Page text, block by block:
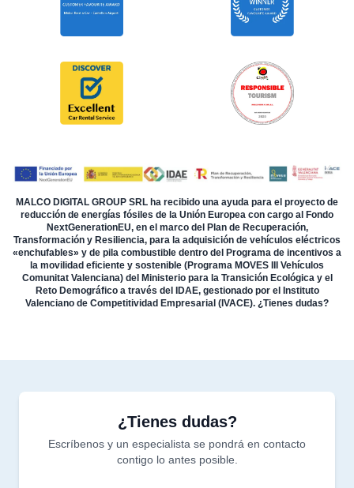
MALCO DIGITAL GROUP SRL ha recibido una ayuda para el proyecto de
reducción de energías fósiles de la Unión Europea con cargo al Fondo
NextGenerationEU, en el marco del Plan de Recuperación,
Transformación y Resiliencia, para la adquisición de vehículos eléctricos
«enchufables» y de pila combustible dentro del Programa de incentivos a
la movilidad eficiente y sostenible (Programa MOVES III Vehículos
Comunitat Valenciana) del Ministerio para la Transición Ecológica y el
Reto Demográfico a través del IDAE, gestionado por el Instituto
Valenciano de Competitividad Empresarial (IVACE). ¿Tienes dudas?
¿Tienes dudas?
Escríbenos y un especialista se pondrá en contacto
contigo lo antes posible.